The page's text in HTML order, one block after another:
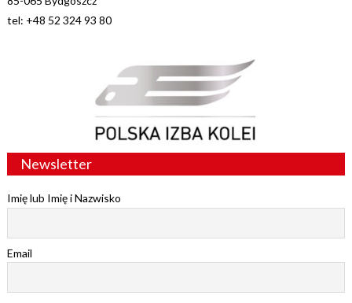
tel: +48 52 324 93 80
Newsletter
Imię lub Imię i Nazwisko
Email